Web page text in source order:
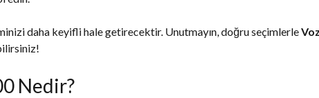
daha keyifli hale getirecektir. Unutmayın, doğru seçimlerle
Nedir?